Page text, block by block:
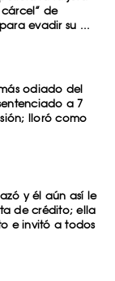
de
evadir su ...
odiado del
a 7
lloró como
y él aún así le
de crédito; ella
e invitó a todos